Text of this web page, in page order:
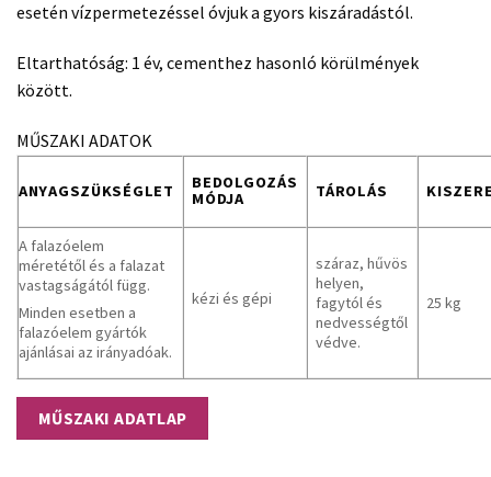
esetén vízpermetezéssel óvjuk a gyors kiszáradástól.
Eltarthatóság: 1 év, cementhez hasonló körülmények
között.
MŰSZAKI ADATOK
ANYAGSZÜKSÉGLET
BEDOLGOZÁS
MÓDJA
TÁROLÁS
A falazóelem
méretétől és a falazat
vastagságától függ.
Minden esetben a
falazóelem gyártók
ajánlásai az irányadóak.
kézi és gépi
száraz, hűvös
helyen,
fagytól és
nedvességtől
védve.
25 kg
MŰSZAKI ADATLAP